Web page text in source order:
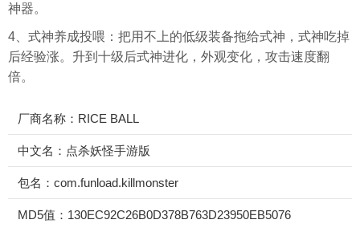
神器。
4、式神养成投喂：把用不上的低级装备拖给式神，式神吃掉
后经验涨。升到十级后式神进化，外观变化，攻击速度翻
倍。
厂商名称：RICE BALL
中文名：点杀妖怪手游版
包名：com.funload.killmonster
MD5值：130EC92C26B0D378B763D23950EB5076